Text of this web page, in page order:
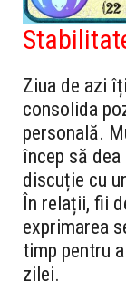
Ziua de azi
consolida
personală.
încep să
discuție cu
În relații, fii
exprimarea
timp pentru
zilei.